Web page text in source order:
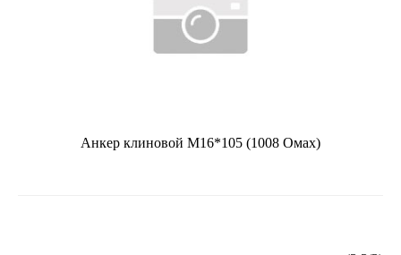
Анкер клиновой М16*105 (1008 Омах)